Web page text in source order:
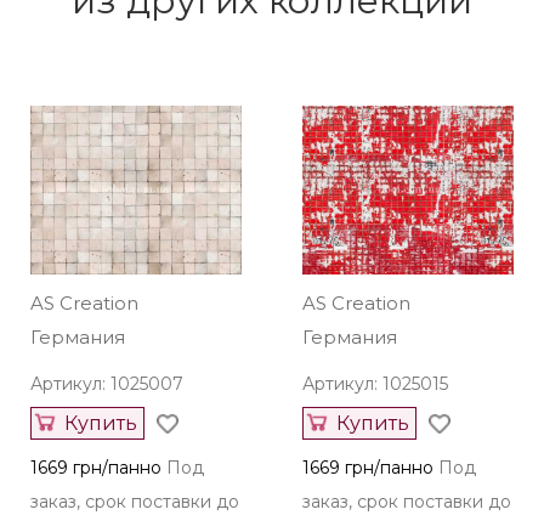
AS Creation
Германия
Артикул: 1025007
Купить
1669 грн/панно Под
заказ, срок поставки до
AS Creation
Германия
Артикул: 1025015
Купить
1669 грн/панно Под
заказ, срок поставки до